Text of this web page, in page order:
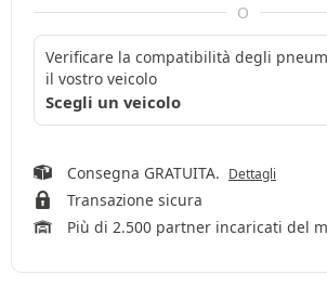
O
Verificare la compatibilità degli
il vostro veicolo
Scegli un veicolo
Consegna GRATUITA. Dettagli
Transazione sicura
Più di 2.500 partner incaricati del